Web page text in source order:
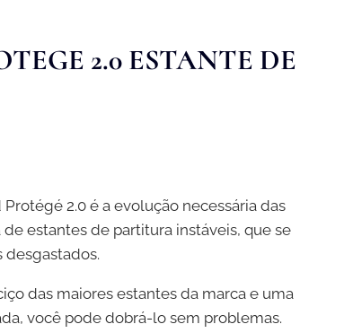
2.0 ESTANTE DE
2.0 é a evolução necessária das
estantes de partitura instáveis, que se
das maiores estantes da marca e uma
você pode dobrá-lo sem problemas.